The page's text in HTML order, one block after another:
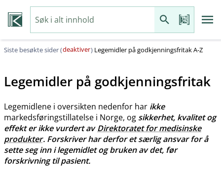
Siste besøkte sider (deaktiver) Legemidler på godkjenningsfritak A-Z
Legemidler på godkjenningsfritak
Legemidlene i oversikten nedenfor har ikke
markedsføringstillatelse i Norge, og sikkerhet, kvalitet og
effekt er ikke vurdert avDirektoratet for medisinske
produkter. Forskriver har derfor et særlig ansvar for å
sette seg inn i legemidlet og bruken av det, før
forskrivning til pasient.